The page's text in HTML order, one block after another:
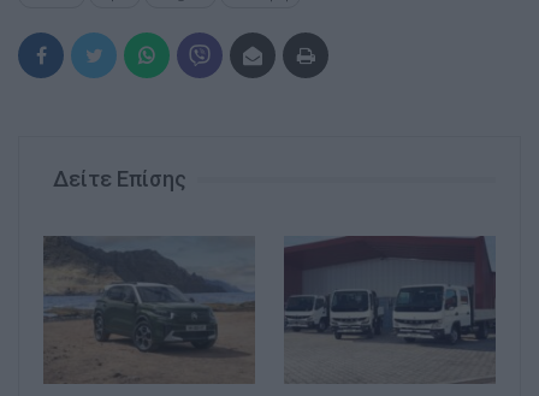
Δείτε Επίσης